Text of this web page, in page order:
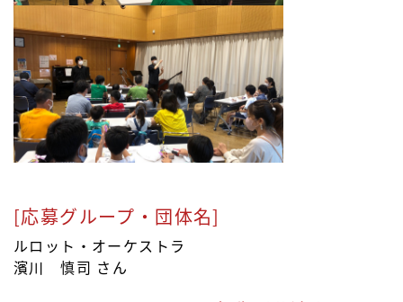
[応募グループ・団体名]
ルロット・オーケストラ
濱川 慎司 さん